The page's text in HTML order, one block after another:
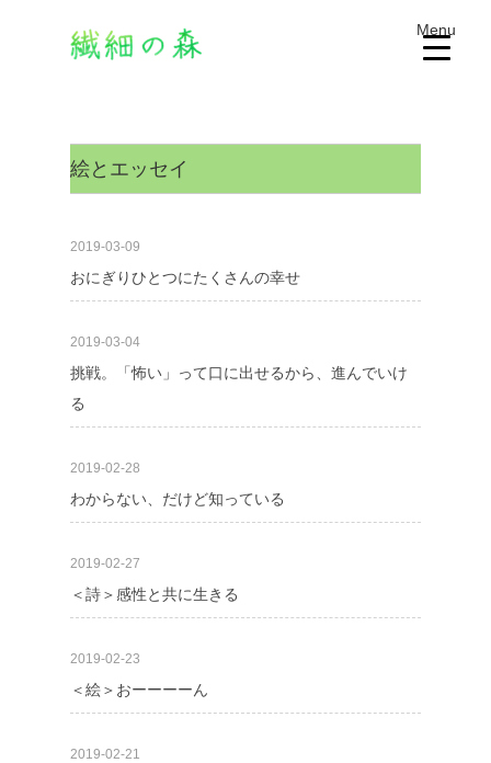
絵とエッセイ
2019-03-09
おにぎりひとつにたくさんの幸せ
2019-03-04
挑戦。「怖い」って口に出せるから、進んでいけ
る
2019-02-28
わからない、だけど知っている
2019-02-27
＜詩＞感性と共に生きる
2019-02-23
＜絵＞おーーーーん
2019-02-21
Menu